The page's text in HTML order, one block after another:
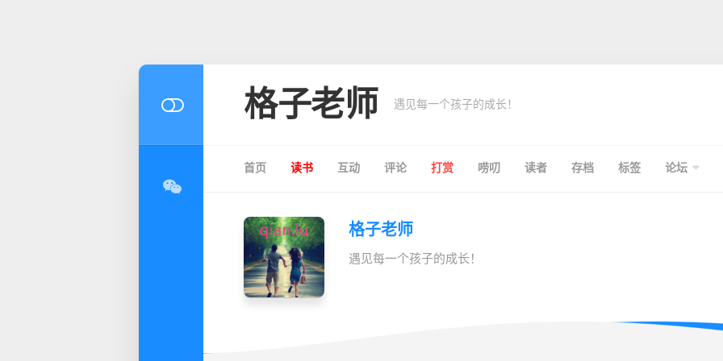
格子老师 遇见每一个孩子的成长！
首页 读书 互动 评论 打赏 唠叨 读者 存档 标签 论坛
格子老师
遇见每一个孩子的成长！